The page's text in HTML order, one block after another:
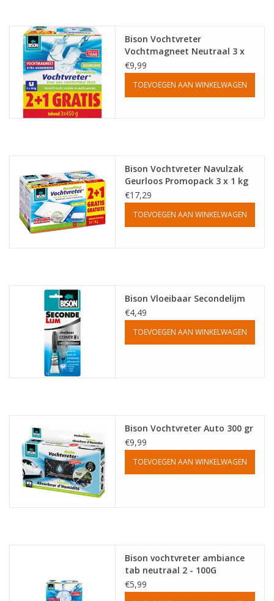
Bison Vochtvreter
Vochtmagneet Neutraal 3 x
450 gr
€9,99
TOEVOEGEN AAN WINKELWAGEN
Bison Vochtvreter Navulzak
Geurloos Promopack 3 x 1 kg
€17,29
TOEVOEGEN AAN WINKELWAGEN
Bison Vloeibaar Secondelijm
€4,49
TOEVOEGEN AAN WINKELWAGEN
Bison Vochtvreter Auto 300 gr
€9,99
TOEVOEGEN AAN WINKELWAGEN
Bison vochtvreter ambiance
tab neutraal 2 - 100G
€5,99